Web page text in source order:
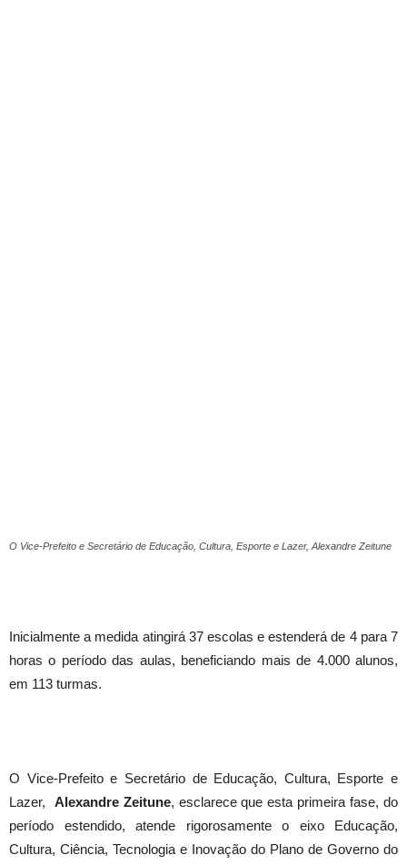
O Vice-Prefeito e Secretário de Educação, Cultura, Esporte e Lazer, Alexandre Zeitune
Inicialmente a medida atingirá 37 escolas e estenderá de 4 para 7
horas o período das aulas, beneficiando mais de 4.000 alunos,
em 113 turmas.
O Vice-Prefeito e Secretário de Educação, Cultura, Esporte e
Lazer, Alexandre Zeitune, esclarece que esta primeira fase, do
período estendido, atende rigorosamente o eixo Educação,
Cultura, Ciência, Tecnologia e Inovação do Plano de Governo do